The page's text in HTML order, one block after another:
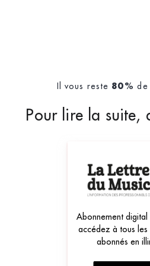
Il vous reste 80%
Pour lire la suite,
Abonnement
accédez à tous les
abonnés en